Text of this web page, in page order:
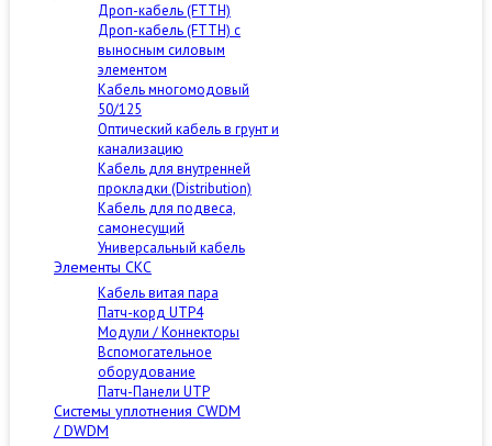
Дроп-кабель (FTTH)
Дроп-кабель (FTTH) с
выносным силовым
элементом
Кабель многомодовый
50/125
Оптический кабель в грунт и
канализацию
Кабель для внутренней
прокладки (Distribution)
Кабель для подвеса,
самонесущий
Универсальный кабель
Элементы СКС
Кабель витая пара
Патч-корд UTP4
Модули / Коннекторы
Вспомогательное
оборудование
Патч-Панели UTP
Cистемы уплотнения CWDM
/ DWDM